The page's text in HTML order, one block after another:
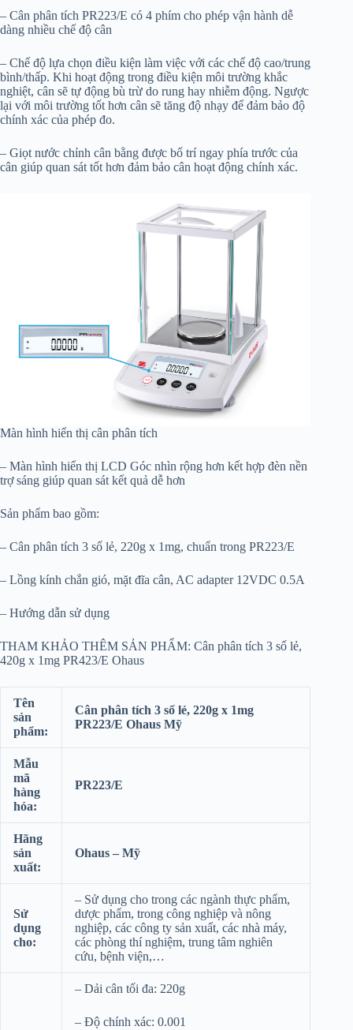
– Cân phân tích PR223/E có 4 phím cho phép vận hành dễ
dàng nhiều chế độ cân
– Chế độ lựa chọn điều kiện làm việc với các chế độ cao/trung
bình/thấp. Khi hoạt động trong điều kiện môi trường khắc
nghiệt, cân sẽ tự động bù trừ do rung hay nhiễm động. Ngược
lại với môi trường tốt hơn cân sẽ tăng độ nhạy để đảm bảo độ
chính xác của phép đo.
– Giọt nước chỉnh cân bằng được bố trí ngay phía trước của
cân giúp quan sát tốt hơn đảm bảo cân hoạt động chính xác.
Màn hình hiển thị cân phân tích
– Màn hình hiển thị LCD Góc nhìn rộng hơn kết hợp đèn nền
trợ sáng giúp quan sát kết quả dễ hơn
Sản phẩm bao gồm:
– Cân phân tích 3 số lẻ, 220g x 1mg, chuẩn trong PR223/E
– Lồng kính chắn gió, mặt đĩa cân, AC adapter 12VDC 0.5A
– Hướng dẫn sử dụng
THAM KHẢO THÊM SẢN PHẨM: Cân phân tích 3 số lẻ,
420g x 1mg PR423/E Ohaus
Tên
sản
phẩm:
Cân phân tích 3 số lẻ, 220g x 1mg
PR223/E Ohaus Mỹ
Mẫu
mã
hàng
hóa:
PR223/E
Hãng
sản
xuất:
Ohaus – Mỹ
Sử
dụng
cho:
– Sử dụng cho trong các ngành thực phẩm,
dược phẩm, trong công nghiệp và nông
nghiệp, các công ty sản xuất, các nhà máy,
các phòng thí nghiệm, trung tâm nghiên
cứu, bệnh viện,…
– Dải cân tối đa: 220g
– Độ chính xác: 0.001